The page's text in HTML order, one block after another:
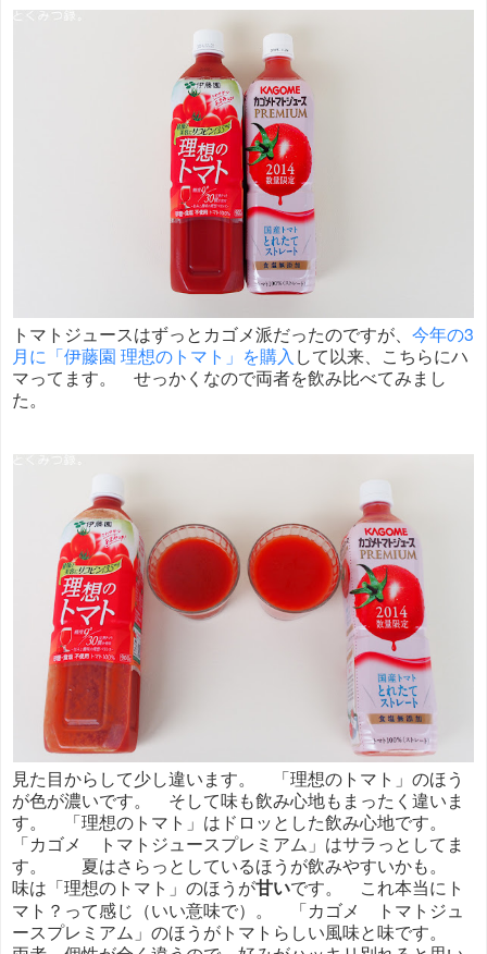
トマトジュースはずっとカゴメ派だったのですが、 今年の3
月に「伊藤園 理想のトマト」を購入 して以来、こちらにハ
マってます。 せっかくなので両者を飲み比べてみまし
た。
見た目からして少し違います。 「理想のトマト」のほう
が色が濃いです。 そして味も飲み心地もまったく違いま
す。 「理想のトマト」はドロッとした飲み心地です。
「カゴメ トマトジュースプレミアム」はサラっとしてま
す。 夏はさらっとしているほうが飲みやすいかも。
味は「理想のトマト」のほうが甘いです。 これ本当にト
マト？って感じ（いい意味で）。 「カゴメ トマトジュ
ースプレミアム」のほうがトマトらしい風味と味です。